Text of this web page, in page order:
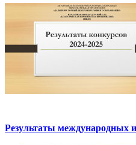
Результаты международных